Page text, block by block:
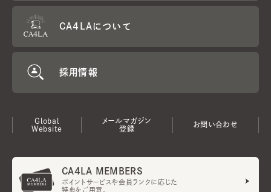
CA4LAについて
採用情報
Global
Website
メールマガジン
登録
お問い合わせ
CA4LA MEMBERS
ポイントサービスや会員ランクに応じた
特典をご用意。